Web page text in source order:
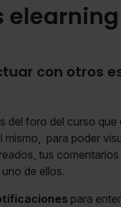
elearning
con otros
del foro del curso que
mismo, para poder
tus
de ellos.
para